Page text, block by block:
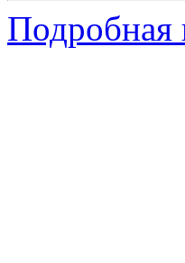
Подробная